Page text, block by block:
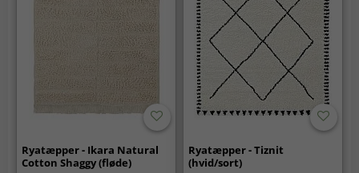
Ryatæpper - Ikara Natural
Cotton Shaggy (fløde)
Ryatæpper - Tiznit
(hvid/sort)